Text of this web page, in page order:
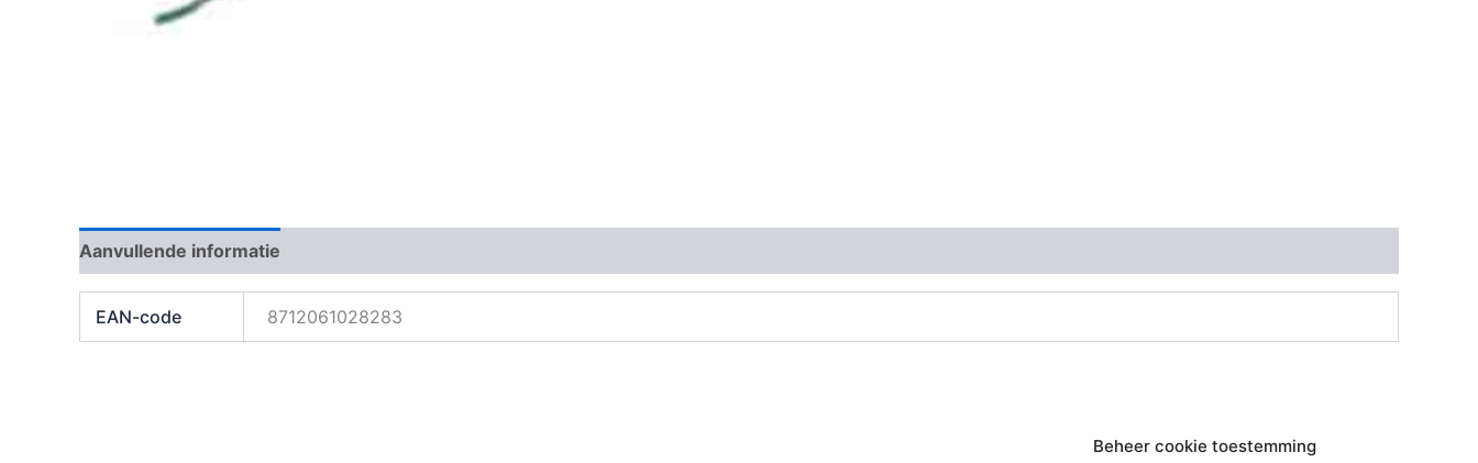
Beheer cookie toestemming
Aanvullende informatie
EAN-code 8712061028283